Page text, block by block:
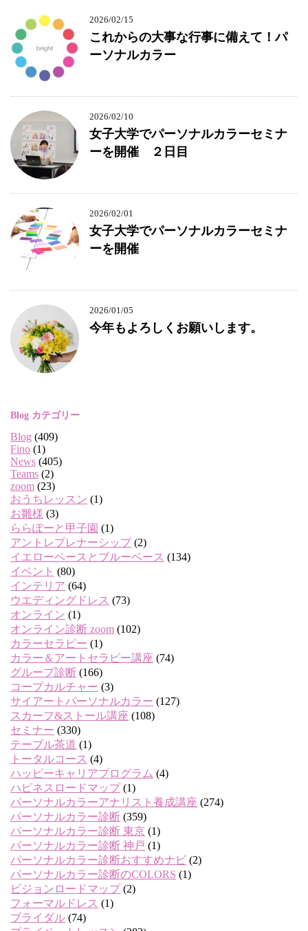
2026/02/15
これからの大事な行事に備えて！パ
ーソナルカラー
2026/02/10
女子大学でパーソナルカラーセミナ
ーを開催 ２日目
2026/02/01
女子大学でパーソナルカラーセミナ
ーを開催
2026/01/05
今年もよろしくお願いします。
Blog カテゴリー
Blog (409)
Fino (1)
News (405)
Teams (2)
zoom (23)
おうちレッスン (1)
お雛様 (3)
ららぽーと甲子園 (1)
アントレプレナーシップ (2)
イエローベースとブルーベース (134)
イベント (80)
インテリア (64)
ウエディングドレス (73)
オンライン (1)
オンライン診断 zoom (102)
カラーセラピー (1)
カラー＆アートセラピー講座 (74)
グループ診断 (166)
コープカルチャー (3)
サイアートパーソナルカラー (127)
スカーフ&ストール講座 (108)
セミナー (330)
テーブル茶道 (1)
トータルコース (4)
ハッピーキャリアプログラム (4)
ハピネスロードマップ (1)
パーソナルカラーアナリスト養成講座 (274)
パーソナルカラー診断 (359)
パーソナルカラー診断 東京 (1)
パーソナルカラー診断 神戸 (1)
パーソナルカラー診断おすすめナビ (2)
パーソナルカラー診断のCOLORS (1)
ビジョンロードマップ (2)
フォーマルドレス (1)
ブライダル (74)